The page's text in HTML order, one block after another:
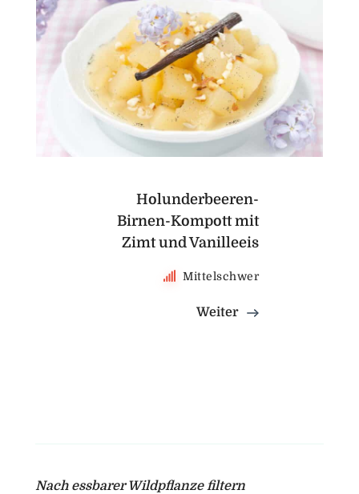
Holunderbeeren-
Birnen-Kompott mit
Zimt und Vanilleeis
Mittelschwer
Weiter
Nach essbarer Wildpflanze filtern